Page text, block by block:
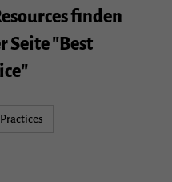
finden
Seite "Best